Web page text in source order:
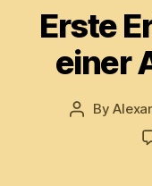
Erste
einer
PostBy